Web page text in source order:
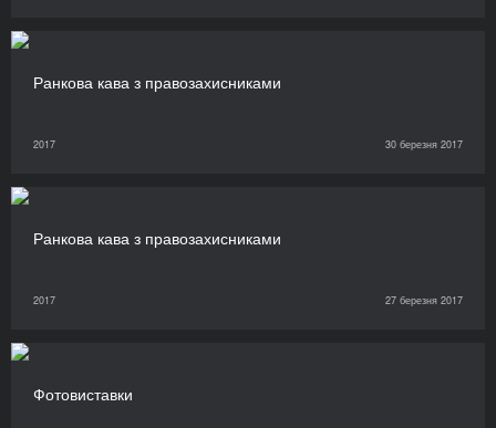
Ранкова кава з правозахисниками
2017 30 березня 2017
Ранкова кава з правозахисниками
2017 27 березня 2017
Фотовиставки